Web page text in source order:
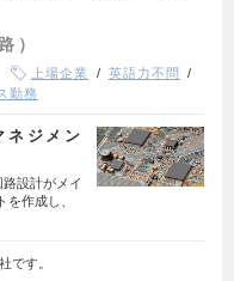
）
上場企業
英語力不問
勤務
ネジメン
設計がメイ
作成し、
です。